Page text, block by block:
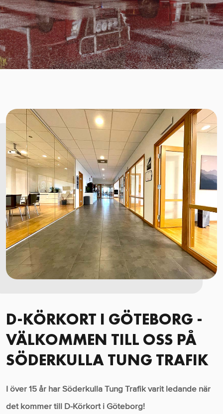
D-KÖRKORT I GÖTEBORG -
VÄLKOMMEN TILL OSS PÅ
SÖDERKULLA TUNG TRAFIK
I över 15 år har Söderkulla Tung Trafik varit ledande när
det kommer till D-Körkort i Göteborg!